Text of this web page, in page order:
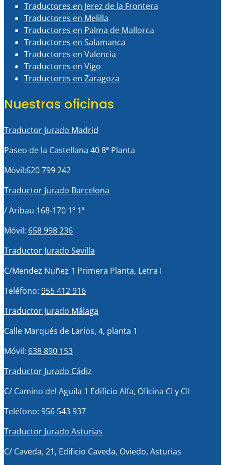
Traductores en Jerez de la Frontera
Traductores en Melilla
Traductores en Palma de Mallorca
Traductores en Salamanca
Traductores en Valencia
Traductores en Vigo
Traductores en Zaragoza
Nuestras oficinas
Traductor Jurado Madrid
Paseo de la Castellana 40 8ª Planta
Móvil:620 799 242
Traductor Jurado Barcelona
/ Aribau 168-170 1º 1ª
Móvil: 658 998 236
Traductor Jurado Sevilla
C/Mendez Nuñez 1 Primera Planta, Letra I
Teléfono: 955 412 916
Traductor Jurado Málaga
Calle Marqués de Larios, 4, planta 1
Móvil: 638 890 153
Traductor Jurado Cádiz
C/ Camino del Aguila 1 Edificio Alfa, Oficina CI y CII
Teléfono: 956 543 937
Traductor Jurado Asturias
C/ Caveda, 21, Edificio Caveda, Oviedo, Asturias